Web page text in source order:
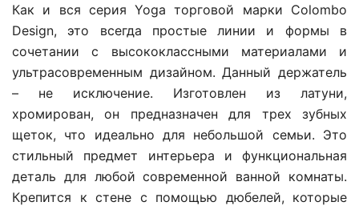
Как и вся серия Yoga торговой марки Colombo
Design, это всегда простые линии и формы в
сочетании с высококлассными материалами и
ультрасовременным дизайном. Данный держатель
– не исключение. Изготовлен из латуни,
хромирован, он предназначен для трех зубных
щеток, что идеально для небольшой семьи. Это
стильный предмет интерьера и функциональная
деталь для любой современной ванной комнаты.
Крепится к стене с помощью дюбелей, которые